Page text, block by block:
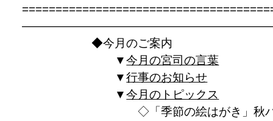
◆今月のご案内
▼今月の宮司の言葉
▼行事のお知らせ
▼今月のトピックス
◇「季節の絵はがき」秋バ